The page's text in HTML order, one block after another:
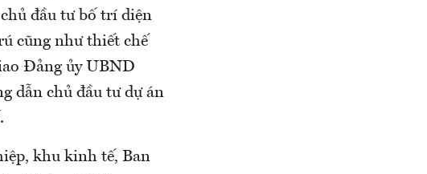
đầu tư bố trí diện
cũng như thiết chế
Đảng ủy UBND
dẫn chủ đầu tư dự án
khu kinh tế, Ban